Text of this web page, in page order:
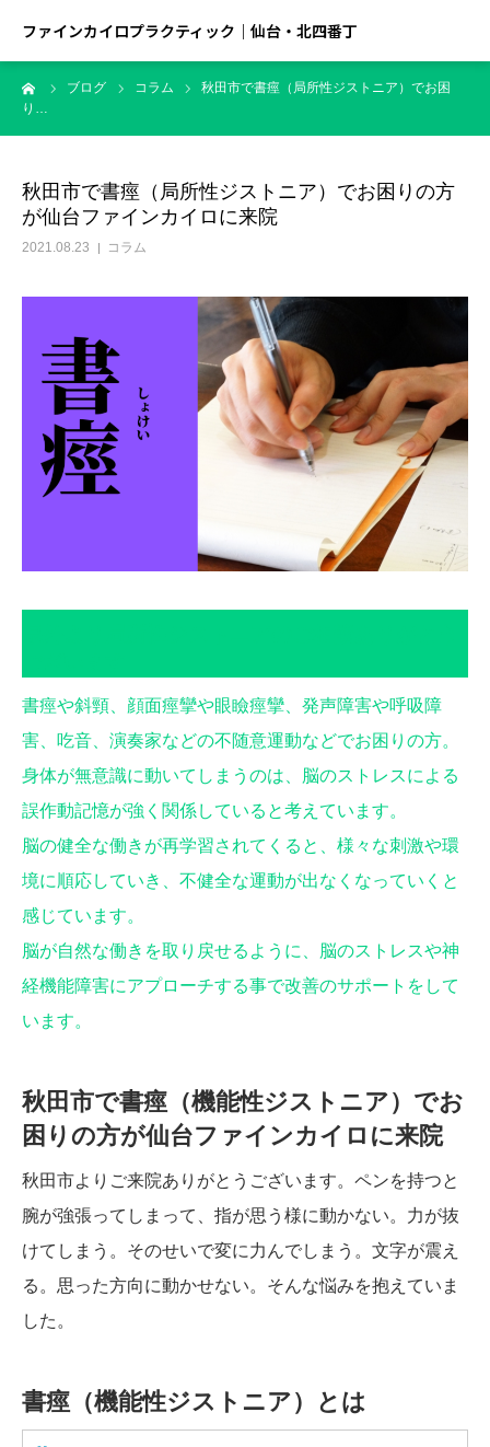
ファインカイロプラクティック｜仙台・北四番丁
ブログ コラム
秋田市で書痙（局所性ジストニア）でお困
り…
秋田市で書痙（局所性ジストニア）でお困りの方
が仙台ファインカイロに来院
2021.08.23 コラム
書痙や斜頸、顔面痙攣や眼瞼痙攣、発声障害や呼吸障
害、吃音、演奏家などの不随意運動などでお困りの方。
身体が無意識に動いてしまうのは、脳のストレスによる
誤作動記憶が強く関係していると考えています。
脳の健全な働きが再学習されてくると、様々な刺激や環
境に順応していき、不健全な運動が出なくなっていくと
感じています。
脳が自然な働きを取り戻せるように、脳のストレスや神
経機能障害にアプローチする事で改善のサポートをして
います。
秋田市で書痙（機能性ジストニア）でお
困りの方が仙台ファインカイロに来院
秋田市よりご来院ありがとうございます。ペンを持つと
腕が強張ってしまって、指が思う様に動かない。力が抜
けてしまう。そのせいで変に力んでしまう。文字が震え
る。思った方向に動かせない。そんな悩みを抱えていま
した。
書痙（機能性ジストニア）とは